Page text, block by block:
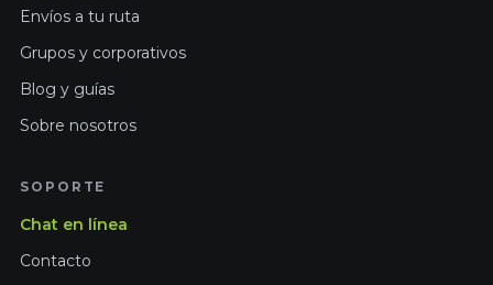
Envíos a tu ruta
Grupos y corporativos
Blog y guías
Sobre nosotros
SOPORTE
Chat en línea
Contacto